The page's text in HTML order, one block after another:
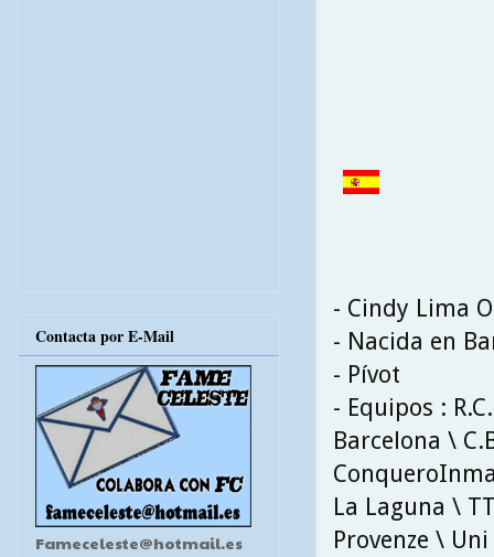
- Cindy Lima
- Nacida en
- Pívot
- Equipos :
Barcelona \
La Laguna \
Provenze \
Contacta por E-Mail
Fameceleste@hotmail.es